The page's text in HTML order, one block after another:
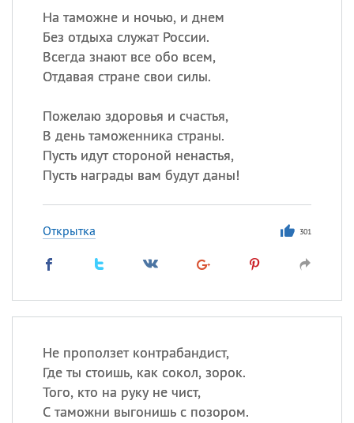
На таможне и ночью, и днем
Без отдыха служат России.
Всегда знают все обо всем,
Отдавая стране свои силы.
Пожелаю здоровья и счастья,
В день таможенника страны.
Пусть идут стороной ненастья,
Пусть награды вам будут даны!
Открытка 301
Не проползет контрабандист,
Где ты стоишь, как сокол, зорок.
Того, кто на руку не чист,
С таможни выгонишь с позором.